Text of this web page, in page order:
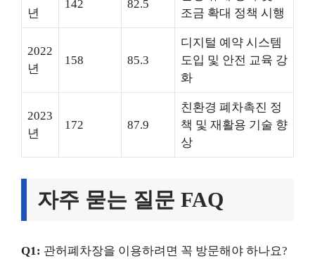
년
142 82.5
조금 확대 정책 시행
2022
년
158 85.3
디지털 예약 시스템
도입 및 안전 교육 강
화
2023
년
172 87.9
친환경 폐차촉진 정
책 및 재활용 기술 향
상
자주 묻는 질문 FAQ
Q1: 관허폐차장을 이용하려면 꼭 방문해야 하나요?